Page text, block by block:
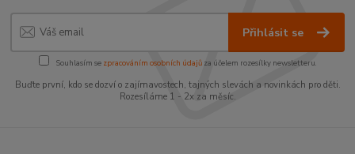
Přihlásit se
Souhlasím se zpracováním osobních údajůza účelem rozesílky newsletteru.
Buďte první, kdo se dozví o zajímavostech, tajných slevách a novinkách pro děti.
Rozesíláme 1 - 2x za měsíc.